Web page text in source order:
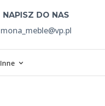
NAPISZ DO NAS
mona_meble@vp.pl
Inne